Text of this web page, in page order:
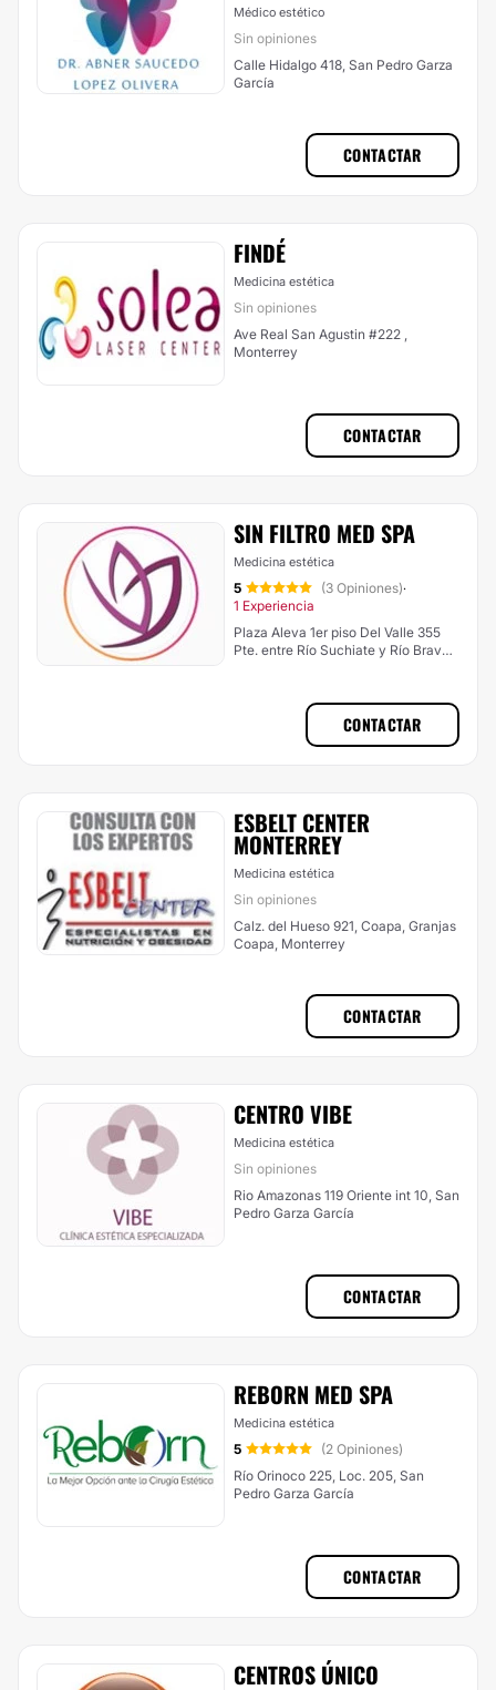
Médico estético
Sin opiniones
Calle Hidalgo 418, San Pedro Garza
García
CONTACTAR
FINDÉ
Medicina estética
Sin opiniones
Ave Real San Agustin #222 ,
Monterrey
CONTACTAR
SIN FILTRO MED SPA
Medicina estética
5 (3 Opiniones)·
1 Experiencia
Plaza Aleva 1er piso Del Valle 355
Pte. entre Río Suchiate y Río Bravo,
CONTACTAR
ESBELT CENTER
MONTERREY
Medicina estética
Sin opiniones
Calz. del Hueso 921, Coapa, Granjas
Coapa, Monterrey
CONTACTAR
CENTRO VIBE
Medicina estética
Sin opiniones
Rio Amazonas 119 Oriente int 10, San
Pedro Garza García
CONTACTAR
REBORN MED SPA
Medicina estética
5
(2 Opiniones)
Río Orinoco 225, Loc. 205, San
Pedro Garza García
CONTACTAR
CENTROS ÚNICO